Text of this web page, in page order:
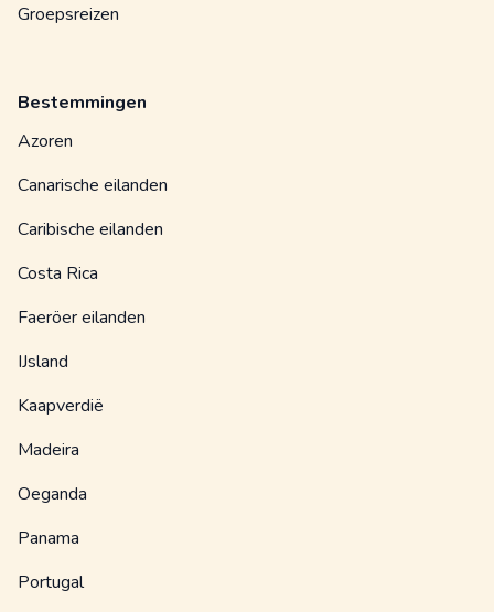
Groepsreizen
Bestemmingen
Azoren
Canarische eilanden
Caribische eilanden
Costa Rica
Faeröer eilanden
IJsland
Kaapverdië
Madeira
Oeganda
Panama
Portugal